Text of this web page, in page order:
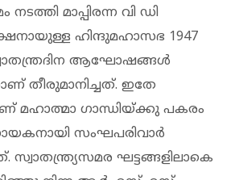
മാപ്പിരന്ന വി ഡി
ഹിന്ദുമഹാസഭ 1947
ആഘോഷങ്ങൾ
തീരുമാനിച്ചത്. ഇതേ
മഹാത്മാ ഗാന്ധിയ്ക്കു പകരം
സംഘപരിവാർ
സ്വാതന്ത്ര്യസമര ഘട്ടങ്ങളിലാകെ